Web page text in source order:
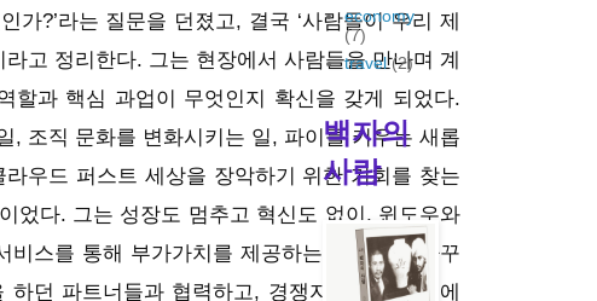
?’라는 질문을 던졌고, 결국 ‘사람들이 우리 제
고 정리한다. 그는 현장에서 사람들을 만나며 계
할과 핵심 과업이 무엇인지 확신을 갖게 되었다.
, 조직 문화를 변화시키는 일, 파이를 키우는 새롭
우드 퍼스트 세상을 장악하기 위한 기회를 찾는
었다. 그는 성장도 멈추고 혁신도 없이, 윈도우와
스를 통해 부가가치를 제공하는 기업으로 바꾸
던 파트너들과 협력하고, 경쟁자들의 플랫폼에
economy
(7)
travel (2)
백자의
사람